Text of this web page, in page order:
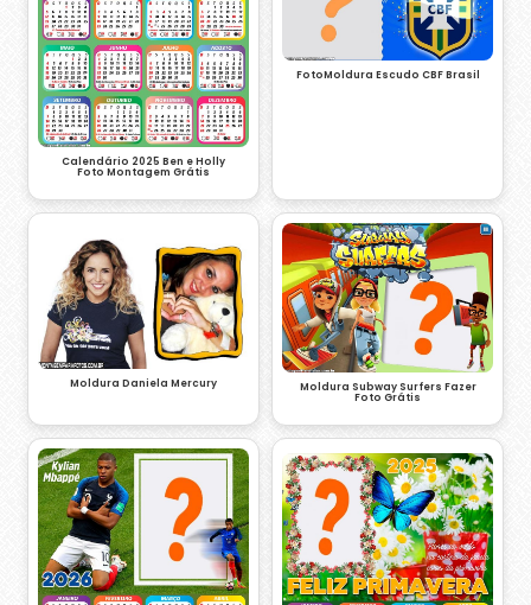
Calendário 2025 Ben e Holly
Foto Montagem Grátis
FotoMoldura Escudo CBF Brasil
Moldura Daniela Mercury Moldura Subway Surfers Fazer
Foto Grátis